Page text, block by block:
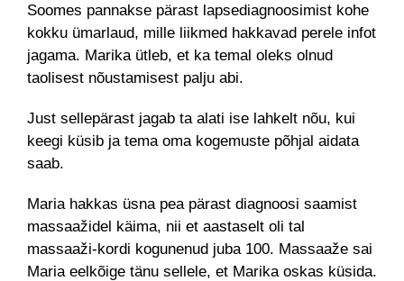
Soomes pannakse pärast lapsediagnoosimist kohe
kokku ümarlaud, mille liikmed hakkavad perele infot
jagama. Marika ütleb, et ka temal oleks olnud
taolisest nõustamisest palju abi.
Just sellepärast jagab ta alati ise lahkelt nõu, kui
keegi küsib ja tema oma kogemuste põhjal aidata
saab.
Maria hakkas üsna pea pärast diagnoosi saamist
massaažidel käima, nii et aastaselt oli tal
massaaži-kordi kogunenud juba 100. Massaaže sai
Maria eelkõige tänu sellele, et Marika oskas küsida.